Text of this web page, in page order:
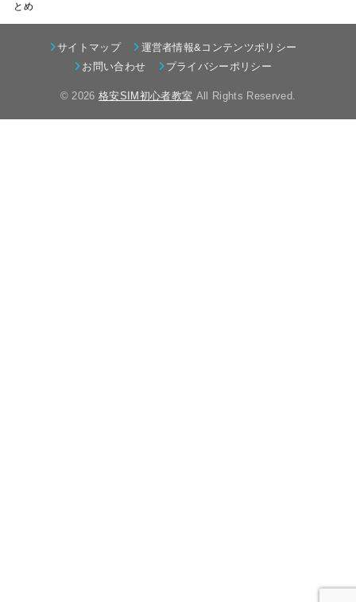
とめ
サイトマップ
運営者情報&コンテンツポリシー
お問い合わせ
プライバシーポリシー
© 2026格安SIM初心者教室 All Rights Reserved.